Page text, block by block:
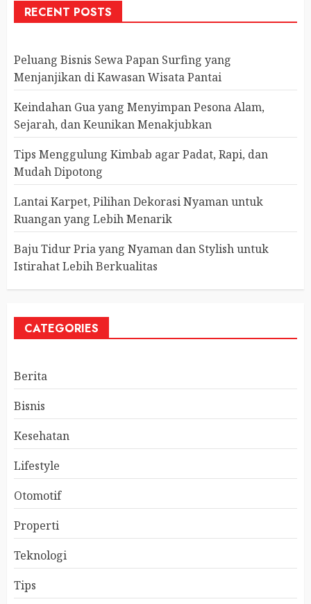
RECENT POSTS
Peluang Bisnis Sewa Papan Surfing yang
Menjanjikan di Kawasan Wisata Pantai
Keindahan Gua yang Menyimpan Pesona Alam,
Sejarah, dan Keunikan Menakjubkan
Tips Menggulung Kimbab agar Padat, Rapi, dan
Mudah Dipotong
Lantai Karpet, Pilihan Dekorasi Nyaman untuk
Ruangan yang Lebih Menarik
Baju Tidur Pria yang Nyaman dan Stylish untuk
Istirahat Lebih Berkualitas
CATEGORIES
Berita
Bisnis
Kesehatan
Lifestyle
Otomotif
Properti
Teknologi
Tips